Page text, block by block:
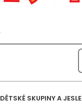
DĚTSKÉ SKUPINY A JESLE